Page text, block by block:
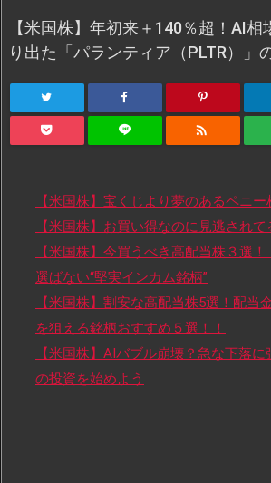
【米国株】年初来＋140％超！AI
り出た「パランティア（PLTR）」

【米国株】宝くじより夢のあるペニ
【米国株】お買い得なのに見逃されて
【米国株】今買うべき高配当株３選
選ばない“堅実インカム銘柄”
【米国株】割安な高配当株5選！配当
を狙える銘柄おすすめ５選！！
【米国株】AIバブル崩壊？急な下落
の投資を始めよう